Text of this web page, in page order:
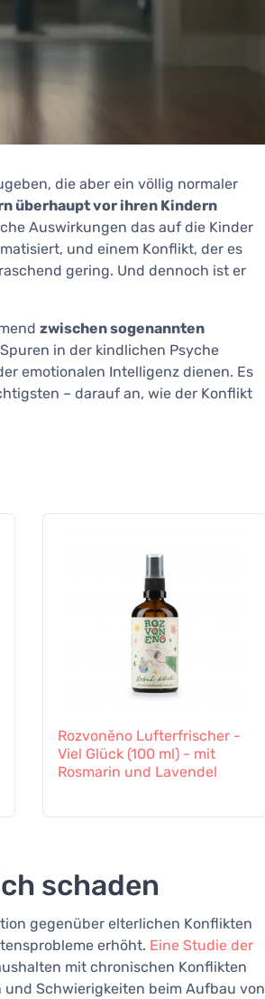
die aber ein völlig normaler
überhaupt vor ihren Kindern
Auswirkungen das auf die Kinder
und einem Konflikt, der es
gering. Und dennoch ist er
zwischen sogenannten
in der kindlichen Psyche
emotionalen Intelligenz dienen. Es
– darauf an, wie der Konflikt
Rozvoněno Lufterfrischer -
Viel Glück (100 ml) - mit
Rosmarin und Lavendel
schaden
gegenüber elterlichen Konflikten
erhöht. Eine Studie der
mit chronischen Konflikten
Schwierigkeiten beim Aufbau von